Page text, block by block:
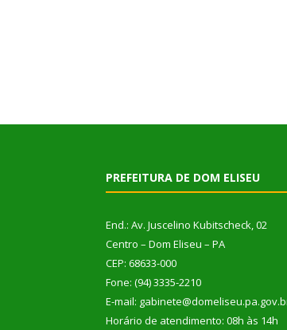
PREFEITURA DE DOM ELISEU
End.: Av. Juscelino Kubitscheck, 02
Centro – Dom Eliseu – PA
CEP: 68633-000
Fone: (94) 3335-2210
E-mail:
Horário de atendimento: 08h às 14h